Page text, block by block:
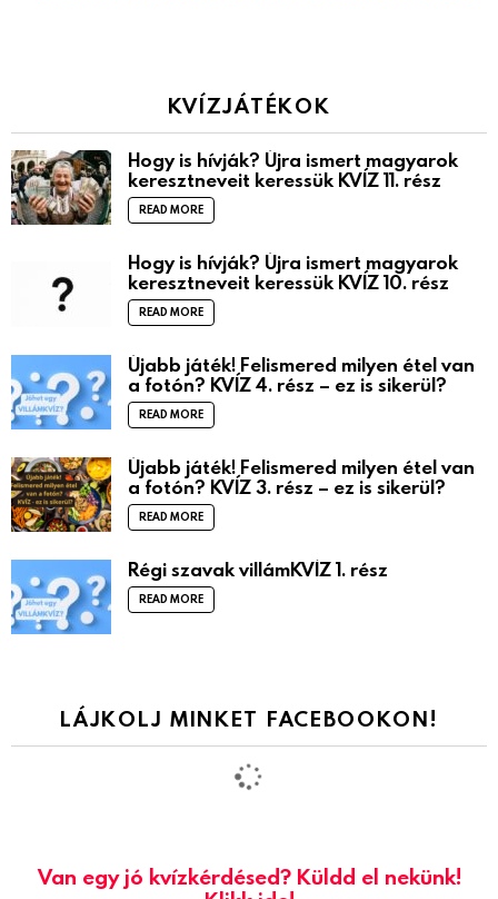
KVÍZJÁTÉKOK
Hogy is hívják? Újra ismert magyarok
keresztneveit keressük KVÍZ 11. rész
READ MORE
Hogy is hívják? Újra ismert magyarok
keresztneveit keressük KVÍZ 10. rész
READ MORE
Újabb játék! Felismered milyen étel van
a fotón? KVÍZ 4. rész – ez is sikerül?
READ MORE
Újabb játék! Felismered milyen étel van
a fotón? KVÍZ 3. rész – ez is sikerül?
READ MORE
Régi szavak villámKVÍZ 1. rész
READ MORE
LÁJKOLJ MINKET FACEBOOKON!
Van egy jó kvízkérdésed? Küldd el nekünk!